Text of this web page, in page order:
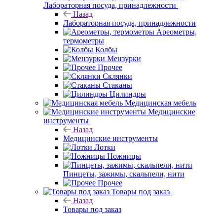
Лабораторная посуда, принадлежности
Назад
Лабораторная посуда, принадлежности
Ареометры,
термометры
Колбы
Мензурки
Прочее
Склянки
Стаканы
Цилиндры
Медицинская мебель
Медицинские
инструменты
Назад
Медицинские инструменты
Лотки
Ножницы
Пинцеты, зажимы, скальпели, нити
Прочее
Товары под заказ
Назад
Товары под заказ